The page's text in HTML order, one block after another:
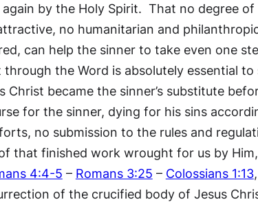
again by the Holy Spirit. That no degree
no humanitarian and
can help the sinner to take even one
through the Word is absolutely essential to
Christ became the sinner’s substitute
for the sinner, dying for his sins
no submission to the rules and
that finished work wrought for us by
4:4-5 – Romans 3:25 – Colossians 1:13,
of the crucified body of Jesus